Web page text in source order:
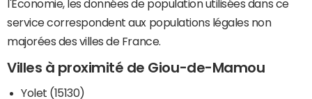
l'Economie, les données de population utilisées dans ce
service correspondent aux populations légales non
majorées des villes de France.
Villes à proximité de Giou-de-Mamou
Yolet (15130)